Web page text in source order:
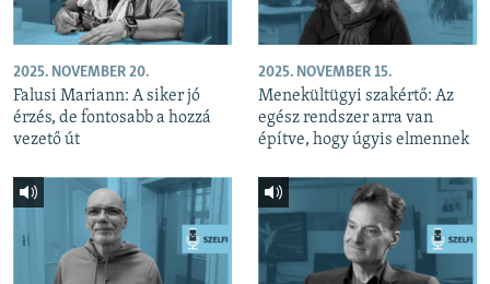
2025. NOVEMBER 20.
Falusi Mariann: A siker jó
érzés, de fontosabb a hozzá
vezető út
2025. NOVEMBER 15.
Menekültügyi szakértő: Az
egész rendszer arra van
építve, hogy úgyis elmennek